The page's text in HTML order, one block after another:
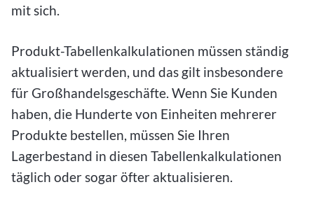
mit sich.
Produkt-Tabellenkalkulationen müssen ständig
aktualisiert werden, und das gilt insbesondere
für Großhandelsgeschäfte. Wenn Sie Kunden
haben, die Hunderte von Einheiten mehrerer
Produkte bestellen, müssen Sie Ihren
Lagerbestand in diesen Tabellenkalkulationen
täglich oder sogar öfter aktualisieren.